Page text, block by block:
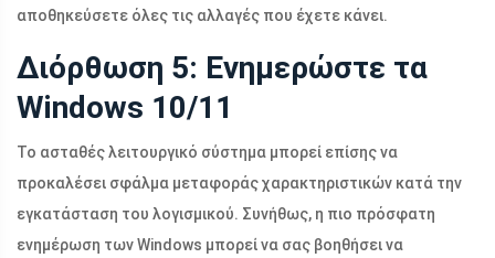
αποθηκεύσετε όλες τις αλλαγές που έχετε κάνει.
Διόρθωση 5: Ενημερώστε τα
Windows 10/11
Το ασταθές λειτουργικό σύστημα μπορεί επίσης να
προκαλέσει σφάλμα μεταφοράς χαρακτηριστικών κατά την
εγκατάσταση του λογισμικού. Συνήθως, η πιο πρόσφατη
ενημέρωση των Windows μπορεί να σας βοηθήσει να